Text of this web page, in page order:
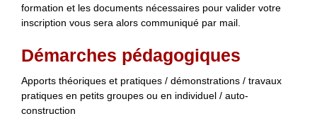
formation et les documents nécessaires pour valider votre
inscription vous sera alors communiqué par mail.
Démarches pédagogiques
Apports théoriques et pratiques / démonstrations / travaux
pratiques en petits groupes ou en individuel / auto-
construction